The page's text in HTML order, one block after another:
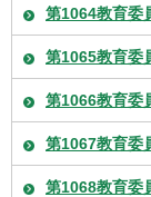
第1064教育委
第1065教育委
第1066教育委
第1067教育委
第1068教育委